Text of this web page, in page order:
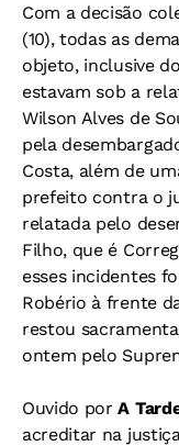
Com a decisão
(10), todas as
objeto, inclusive
estavam sob a
Wilson Alves de
pela
Costa, além de
prefeito contra o
relatada pelo
Filho, que é
esses incidentes
Robério à frente
restou
ontem pelo
Ouvido porA
acreditar na